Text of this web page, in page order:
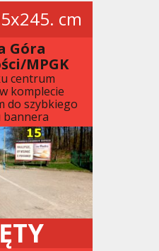
cm
Góra
MPGK
centrum
komplecie
do szybkiego
bannera